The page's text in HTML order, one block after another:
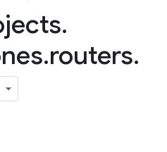
.
.routers.